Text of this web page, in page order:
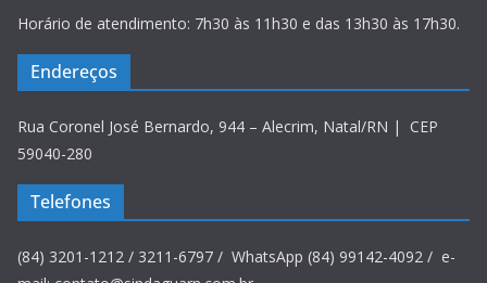
Horário de atendimento: 7h30 às 11h30 e das 13h30 às 17h30.
Endereços
Rua Coronel José Bernardo, 944 – Alecrim, Natal/RN | CEP
59040-280
Telefones
(84) 3201-1212 / 3211-6797 / WhatsApp (84) 99142-4092 / e-